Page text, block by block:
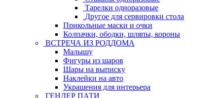
Тарелки одноразовые
Другое для сервировки стола
Прикольные маски и очки
Колпачки, ободки, шляпы, короны
ВСТРЕЧА ИЗ РОДДОМА
Малышу
Фигуры из шаров
Шары на выписку
Наклейки на авто
Украшения для интерьера
ГЕНДЕР ПАТИ